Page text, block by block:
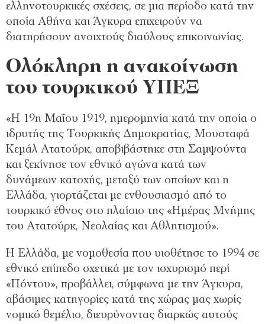
ελληνοτουρκικές σχέσεις, σε μια περίοδο κατά την
οποία Αθήνα και Άγκυρα επιχειρούν να
διατηρήσουν ανοιχτούς διαύλους επικοινωνίας.
Ολόκληρη η ανακοίνωση
του τουρκικού ΥΠΕΞ
«Η 19η Μαΐου 1919, ημερομηνία κατά την οποία ο
ιδρυτής της Τουρκικής Δημοκρατίας, Μουσταφά
Κεμάλ Ατατούρκ, αποβιβάστηκε στη Σαμψούντα
και ξεκίνησε τον εθνικό αγώνα κατά των
δυνάμεων κατοχής, μεταξύ των οποίων και η
Ελλάδα, γιορτάζεται με ενθουσιασμό από το
τουρκικό έθνος στο πλαίσιο της «Ημέρας Μνήμης
του Ατατούρκ, Νεολαίας και Αθλητισμού».
Η Ελλάδα, με νομοθεσία που υιοθέτησε το 1994 σε
εθνικό επίπεδο σχετικά με τον ισχυρισμό περί
«Πόντου», προβάλλει, σύμφωνα με την Άγκυρα,
αβάσιμες κατηγορίες κατά της χώρας μας χωρίς
νομικό θεμέλιο, διευρύνοντας διαρκώς αυτούς